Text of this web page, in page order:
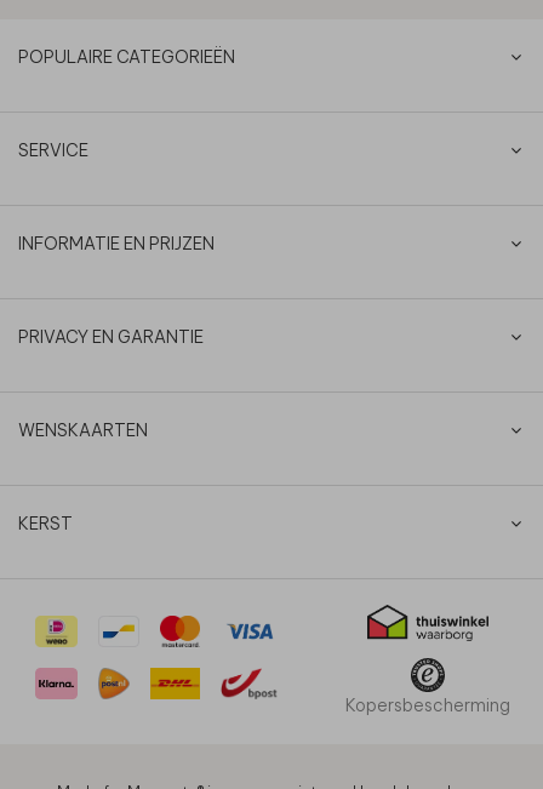
POPULAIRE CATEGORIEËN
SERVICE
INFORMATIE EN PRIJZEN
PRIVACY EN GARANTIE
WENSKAARTEN
KERST
Kopersbescherming